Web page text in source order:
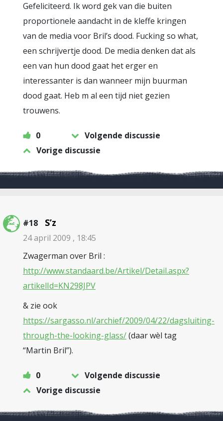
Gefeliciteerd. Ik word gek van die buiten
proportionele aandacht in de kleffe kringen
van de media voor Bril’s dood. Fucking so what,
een schrijvertje dood. De media denken dat als
een van hun dood gaat het erger en
interessanter is dan wanneer mijn buurman
dood gaat. Heb m al een tijd niet gezien
trouwens.
0
Volgende discussie
Vorige discussie
#18 S’z
24 april 2009 , 18:45
Zwagerman over Bril :
http://www.standaard.be/Artikel/Detail.aspx?
artikelId=KN298JPV
& zie ook
https://sargasso.nl/archief/2009/04/22/dagsluiting-
through-the-looking-glass/(daar wèl tag
“Martin Bril”).
0
Volgende discussie
Vorige discussie